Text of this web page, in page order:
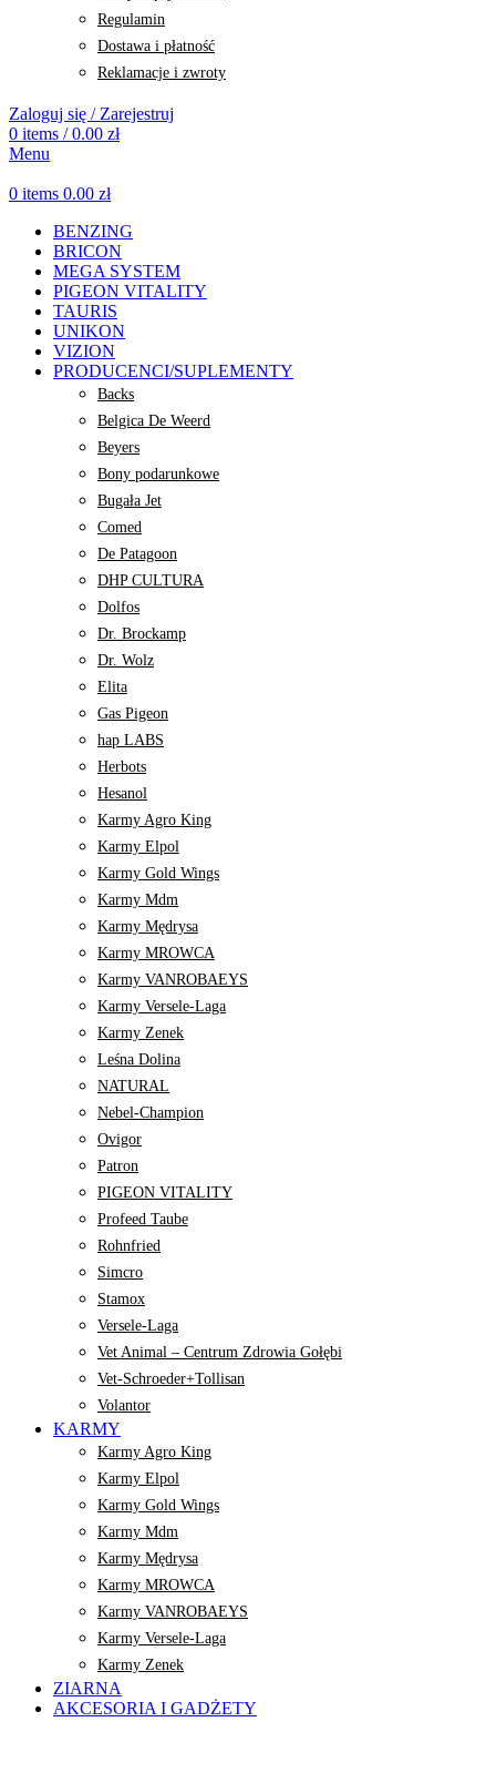
Regulamin
Dostawa i płatność
Reklamacje i zwroty
Zaloguj się / Zarejestruj
0 items / 0.00 zł
Menu
0 items 0.00 zł
BENZING
BRICON
MEGA SYSTEM
PIGEON VITALITY
TAURIS
UNIKON
VIZION
PRODUCENCI/SUPLEMENTY
Backs
Belgica De Weerd
Beyers
Bony podarunkowe
Bugała Jet
Comed
De Patagoon
DHP CULTURA
Dolfos
Dr. Brockamp
Dr. Wolz
Elita
Gas Pigeon
hap LABS
Herbots
Hesanol
Karmy Agro King
Karmy Elpol
Karmy Gold Wings
Karmy Mdm
Karmy Mędrysa
Karmy MROWCA
Karmy VANROBAEYS
Karmy Versele-Laga
Karmy Zenek
Leśna Dolina
NATURAL
Nebel-Champion
Ovigor
Patron
PIGEON VITALITY
Profeed Taube
Rohnfried
Simcro
Stamox
Versele-Laga
Vet Animal – Centrum Zdrowia Gołębi
Vet-Schroeder+Tollisan
Volantor
KARMY
Karmy Agro King
Karmy Elpol
Karmy Gold Wings
Karmy Mdm
Karmy Mędrysa
Karmy MROWCA
Karmy VANROBAEYS
Karmy Versele-Laga
Karmy Zenek
ZIARNA
AKCESORIA I GADŻETY